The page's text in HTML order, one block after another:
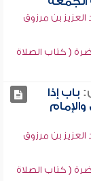
العزيز بن مرزوق
( كتاب الصلاة
باب إذا
العزيز بن مرزوق
( كتاب الصلاة